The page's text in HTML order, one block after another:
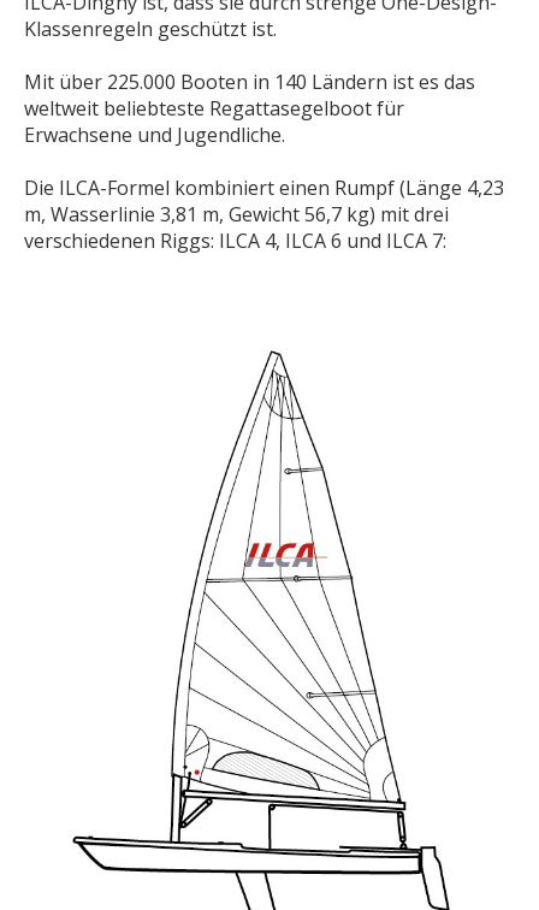
Klassenregeln geschützt ist.
Mit über 225.000 Booten in 140 Ländern ist es das
weltweit beliebteste Regattasegelboot für
Erwachsene und Jugendliche.
Die ILCA-Formel kombiniert einen Rumpf (Länge 4,23
m, Wasserlinie 3,81 m, Gewicht 56,7 kg) mit drei
verschiedenen Riggs: ILCA 4, ILCA 6 und ILCA 7: